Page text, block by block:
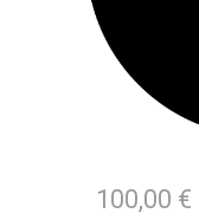
100,00 €